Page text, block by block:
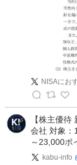
目
の
投
N
I
S
【株主優
会社 対象：
～23,000ポ
kabu-info